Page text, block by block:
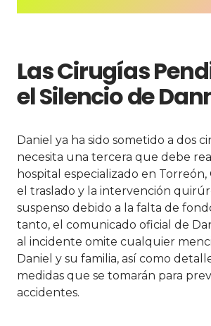
Las Cirugías
el Silencio de
Daniel ya ha sido sometido a dos
necesita una tercera que debe
hospital especializado en Torreón,
el traslado y la intervención
suspenso debido a la falta de
tanto, el comunicado oficial de
al incidente omite cualquier
Daniel y su familia, así como
medidas que se tomarán para
accidentes.